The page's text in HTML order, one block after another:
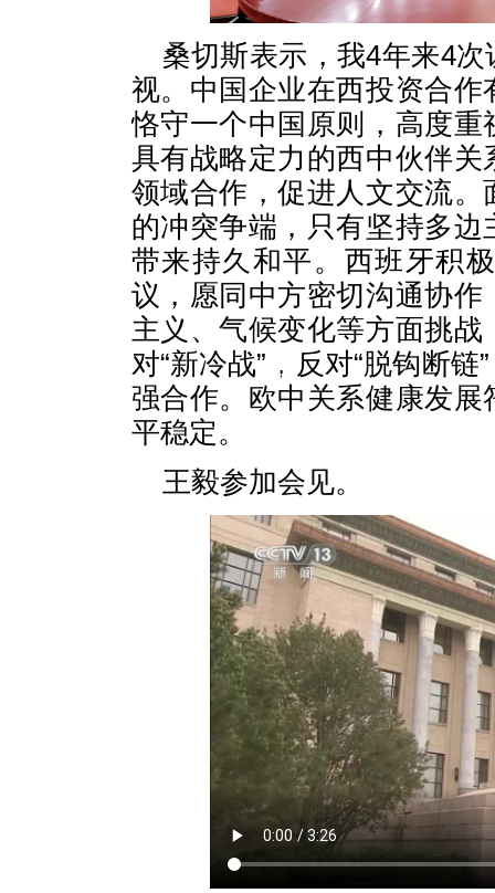
桑切斯表示，我4年来4
视。中国企业在西投资合
恪守一个中国原则，高度
具有战略定力的西中伙伴
领域合作，促进人文交流
的冲突争端，只有坚持多
带来持久和平。西班牙积
议，愿同中方密切沟通协
主义、气候变化等方面挑
对“新冷战”，反对“脱钩断
强合作。欧中关系健康发
平稳定。
王毅参加会见。